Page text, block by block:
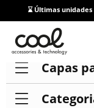
⌛ Últimas
Capas